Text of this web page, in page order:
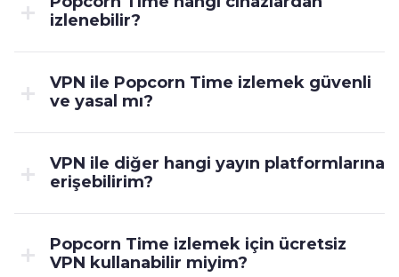
izlenebilir?
VPN ile Popcorn Time izlemek güvenli
ve yasal mı?
VPN ile diğer hangi yayın platformlarına
erişebilirim?
Popcorn Time izlemek için ücretsiz
VPN kullanabilir miyim?